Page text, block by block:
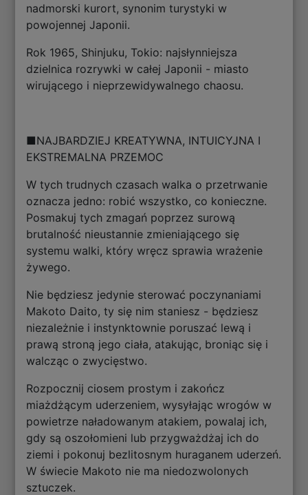
nadmorski kurort, synonim turystyki w
powojennej Japonii.
Rok 1965, Shinjuku, Tokio: najsłynniejsza
dzielnica rozrywki w całej Japonii - miasto
wirującego i nieprzewidywalnego chaosu.
■NAJBARDZIEJ KREATYWNA, INTUICYJNA I
EKSTREMALNA PRZEMOC
W tych trudnych czasach walka o przetrwanie
oznacza jedno: robić wszystko, co konieczne.
Posmakuj tych zmagań poprzez surową
brutalność nieustannie zmieniającego się
systemu walki, który wręcz sprawia wrażenie
żywego.
Nie będziesz jedynie sterować poczynaniami
Makoto Daito, ty się nim staniesz - będziesz
niezależnie i instynktownie poruszać lewą i
prawą stroną jego ciała, atakując, broniąc się i
walcząc o zwycięstwo.
Rozpocznij ciosem prostym i zakończ
miażdżącym uderzeniem, wysyłając wrogów w
powietrze naładowanym atakiem, powalaj ich,
gdy są oszołomieni lub przygważdżaj ich do
ziemi i pokonuj bezlitosnym huraganem uderzeń.
W świecie Makoto nie ma niedozwolonych
sztuczek.